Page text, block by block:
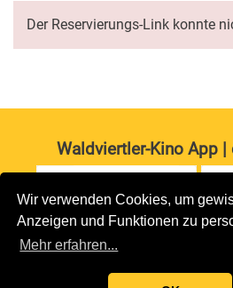
Wir verwenden Cookies, um
Anzeigen und Funktionen zu
Mehr erfahren...
Der Reservierungs-Link konnte
Waldviertler-Kino App
copyright 2026